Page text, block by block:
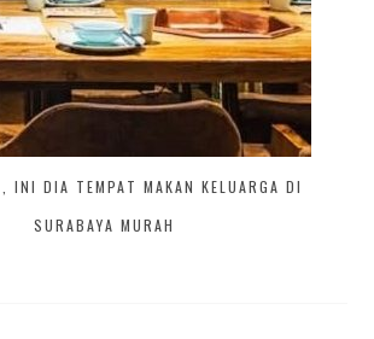
INI DIA TEMPAT MAKAN KELUARGA DI
SURABAYA MURAH